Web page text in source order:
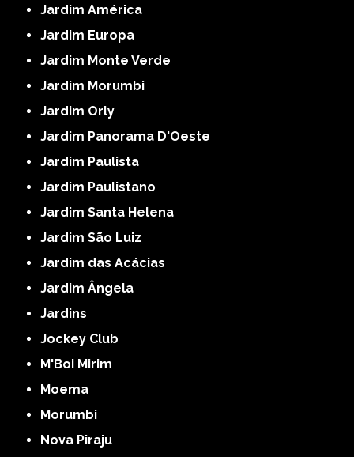
Jardim América
Jardim Europa
Jardim Monte Verde
Jardim Morumbi
Jardim Orly
Jardim Panorama D'Oeste
Jardim Paulista
Jardim Paulistano
Jardim Santa Helena
Jardim São Luiz
Jardim das Acácias
Jardim Ângela
Jardins
Jockey Club
M'Boi Mirim
Moema
Morumbi
Nova Piraju